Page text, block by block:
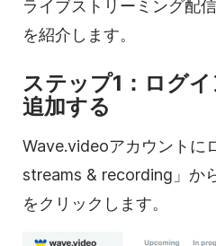
ライブストリーミング配
を紹介します。
ステップ1：ログ
追加する
Wave.videoアカウントに
streams & recording」か
をクリックします。